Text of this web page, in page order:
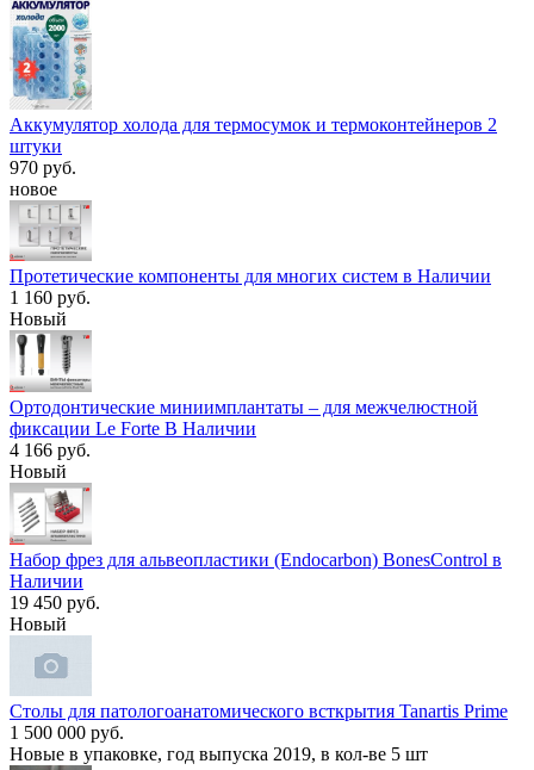
Аккумулятор холода для термосумок и термоконтейнеров 2
штуки
970 руб.
новое
Протетические компоненты для многих систем в Наличии
1 160 руб.
Новый
Ортодонтические миниимплантаты – для межчелюстной
фиксации Le Forte В Наличии
4 166 руб.
Новый
Набор фрез для альвеопластики (Endocarbon) BonesControl в
Наличии
19 450 руб.
Новый
Столы для патологоанатомического всткрытия Tanartis Prime
1 500 000 руб.
Новые в упаковке, год выпуска 2019, в кол-ве 5 шт